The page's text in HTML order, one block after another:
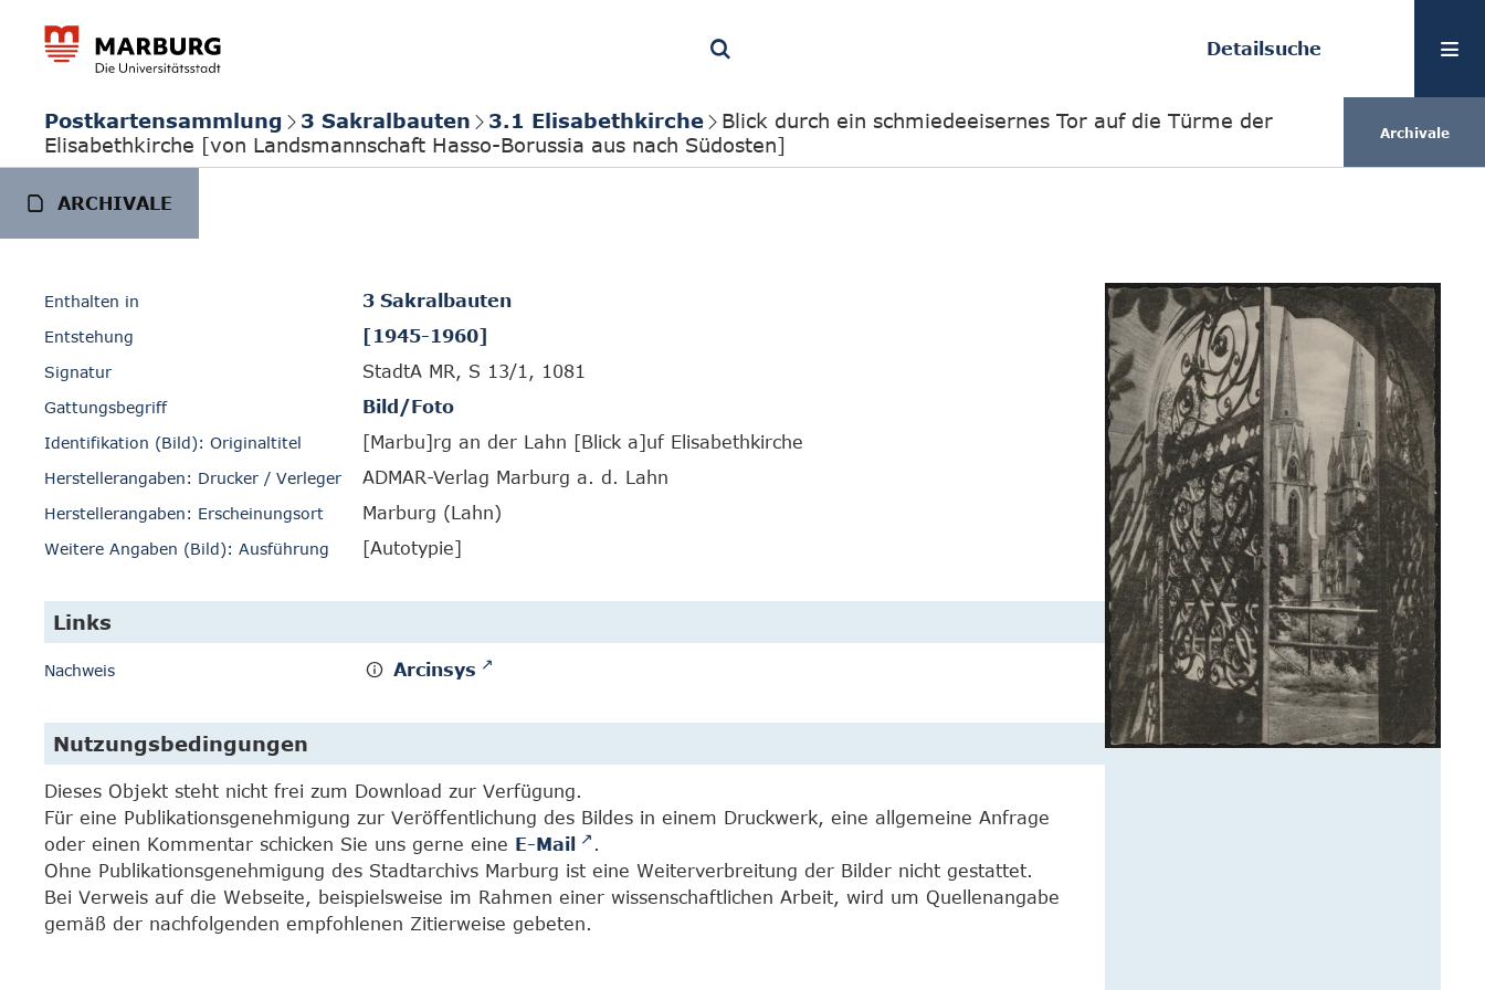
Detailsuche
Postkartensammlung 3 Sakralbauten 3.1 Elisabethkirche
Blick durch ein schmiedeeisernes Tor auf die Türme der
Elisabethkirche [von Landsmannschaft Hasso-Borussia aus nach Südosten]
Archivale
ARCHIVALE
Enthalten in 3 Sakralbauten
Entstehung [1945-1960]
Signatur StadtA MR, S 13/1, 1081
Gattungsbegriff Bild/Foto
Identifikation (Bild): Originaltitel [Marbu]rg an der Lahn [Blick a]uf Elisabethkirche
Herstellerangaben: Drucker / Verleger ADMAR-Verlag Marburg a. d. Lahn
Herstellerangaben: Erscheinungsort Marburg (Lahn)
Weitere Angaben (Bild): Ausführung [Autotypie]
Links
Nachweis Arcinsys
Nutzungsbedingungen
Dieses Objekt steht nicht frei zum Download zur Verfügung.
Für eine Publikationsgenehmigung zur Veröffentlichung des Bildes in einem Druckwerk, eine allgemeine Anfrage
oder einen Kommentar schicken Sie uns gerne eine E-Mail
.
Ohne Publikationsgenehmigung des Stadtarchivs Marburg ist eine Weiterverbreitung der Bilder nicht gestattet.
Bei Verweis auf die Webseite, beispielsweise im Rahmen einer wissenschaftlichen Arbeit, wird um Quellenangabe
gemäß der nachfolgenden empfohlenen Zitierweise gebeten.